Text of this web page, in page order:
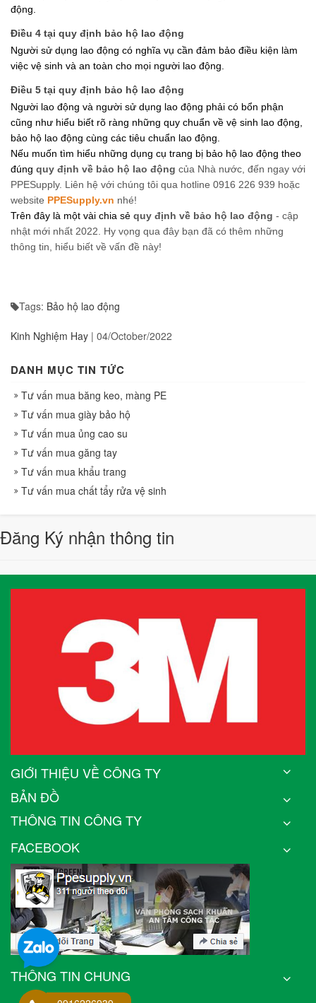
động.
Điều 4 tại quy định bảo hộ lao động
Người sử dụng lao động có nghĩa vụ cần đảm bảo điều kiện làm
việc vệ sinh và an toàn cho mọi người lao động.
Điều 5 tại quy định bảo hộ lao động
Người lao động và người sử dụng lao động phải có bổn phận
cũng như hiểu biết rõ ràng những quy chuẩn về vệ sinh lao động,
bảo hộ lao động cùng các tiêu chuẩn lao động.
Nếu muốn tìm hiểu những dụng cụ trang bị bảo hộ lao động theo
đúng quy định về bảo hộ lao động của Nhà nước, đến ngay với
PPESupply. Liên hệ với chúng tôi qua hotline 0916 226 939 hoặc
website PPESupply.vn nhé!
Trên đây là một vài chia sẻ quy định về bảo hộ lao động - cập
nhật mới nhất 2022. Hy vọng qua đây bạn đã có thêm những
thông tin, hiểu biết về vấn đề này!
Tags: Bảo hộ lao động
Kinh Nghiệm Hay | 04/October/2022
DANH MỤC TIN TỨC
Tư vấn mua băng keo, màng PE
Tư vấn mua giày bảo hộ
Tư vấn mua ủng cao su
Tư vấn mua găng tay
Tư vấn mua khẩu trang
Tư vấn mua chất tẩy rửa vệ sinh
Đăng Ký nhận thông tin
GIỚI THIỆU VỀ CÔNG TY
BẢN ĐỒ
THÔNG TIN CÔNG TY
FACEBOOK
THÔNG TIN CHUNG